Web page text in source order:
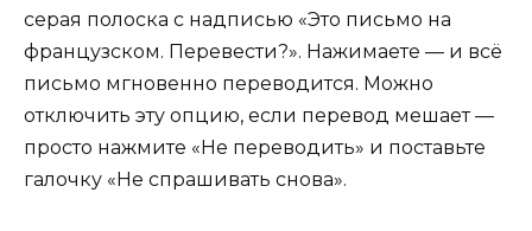
серая полоска с надписью «Это письмо на
французском. Перевести?». Нажимаете — и всё
письмо мгновенно переводится. Можно
отключить эту опцию, если перевод мешает —
просто нажмите «Не переводить» и поставьте
галочку «Не спрашивать снова».